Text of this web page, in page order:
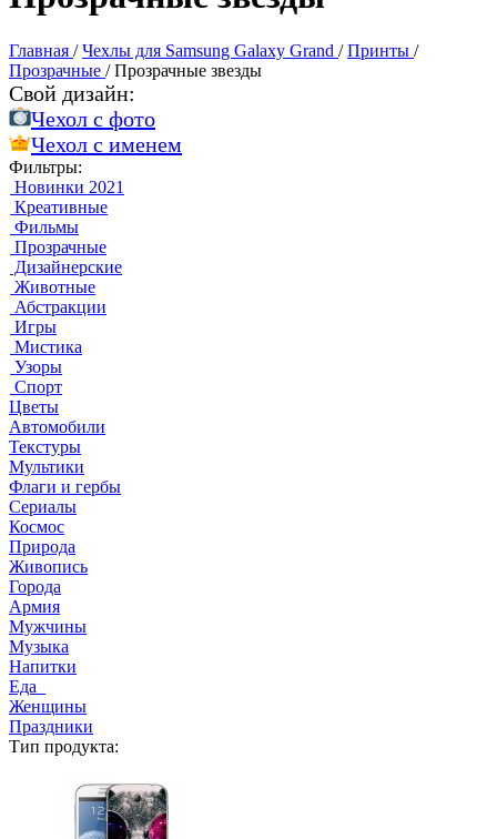
Главная / Чехлы для Samsung Galaxy Grand / Принты /
Прозрачные / Прозрачные звезды
Свой дизайн:
Чехол c фото
Чехол c именем
Фильтры:
Новинки 2021
Креативные
Фильмы
Прозрачные
Дизайнерские
Животные
Абстракции
Игры
Мистика
Узоры
Спорт
Цветы
Автомобили
Текстуры
Мультики
Флаги и гербы
Сериалы
Космос
Природа
Живопись
Города
Армия
Мужчины
Музыка
Напитки
Еда
Женщины
Праздники
Тип продукта: